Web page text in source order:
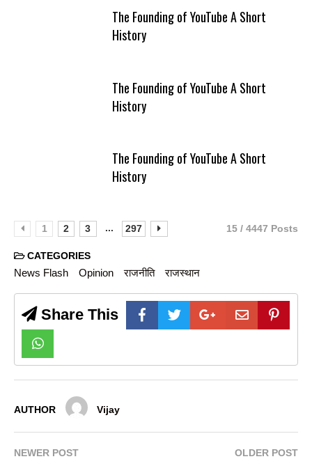
The Founding of YouTube A Short
History
The Founding of YouTube A Short
History
The Founding of YouTube A Short
History
1 2 3 ... 297 15 / 4447 Posts
CATEGORIES
News Flash Opinion राजनीति राजस्थान
Share This
AUTHOR Vijay
NEWER POST OLDER POST